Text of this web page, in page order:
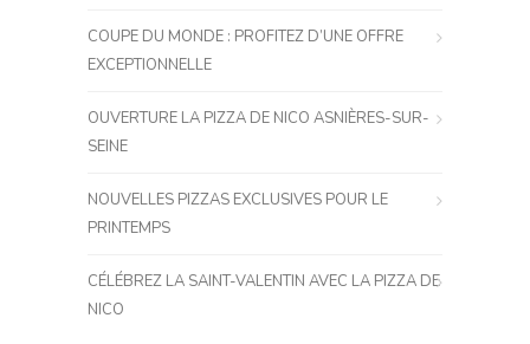
COUPE DU MONDE : PROFITEZ D’UNE OFFRE
EXCEPTIONNELLE
OUVERTURE LA PIZZA DE NICO ASNIÈRES-SUR-
SEINE
NOUVELLES PIZZAS EXCLUSIVES POUR LE
PRINTEMPS
CÉLÉBREZ LA SAINT-VALENTIN AVEC LA PIZZA DE
NICO